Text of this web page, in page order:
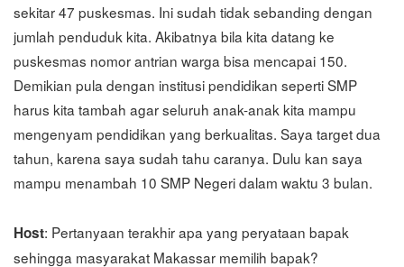
sekitar 47 puskesmas. Ini sudah tidak sebanding dengan
jumlah penduduk kita. Akibatnya bila kita datang ke
puskesmas nomor antrian warga bisa mencapai 150.
Demikian pula dengan institusi pendidikan seperti SMP
harus kita tambah agar seluruh anak-anak kita mampu
mengenyam pendidikan yang berkualitas. Saya target dua
tahun, karena saya sudah tahu caranya. Dulu kan saya
mampu menambah 10 SMP Negeri dalam waktu 3 bulan.
Host: Pertanyaan terakhir apa yang peryataan bapak
sehingga masyarakat Makassar memilih bapak?